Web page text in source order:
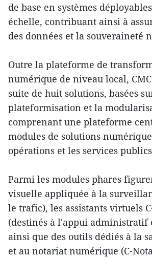
de base en systèmes
échelle, contribuant ainsi à
des données et la souveraineté
Outre la plateforme de
numérique de niveau local,
suite de huit solutions, basées
plateformisation et la
comprenant une plateforme
modules de solutions
opérations et les services
Parmi les modules phares
visuelle appliquée à la
le trafic), les assistants virtuels
(destinés à l'appui administratif
ainsi que des outils dédiés à la
et au notariat numérique (C-